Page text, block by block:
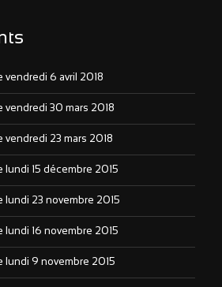
vendredi 6 avril 2018
vendredi 30 mars 2018
vendredi 23 mars 2018
lundi 15 décembre 2015
lundi 23 novembre 2015
lundi 16 novembre 2015
lundi 9 novembre 2015